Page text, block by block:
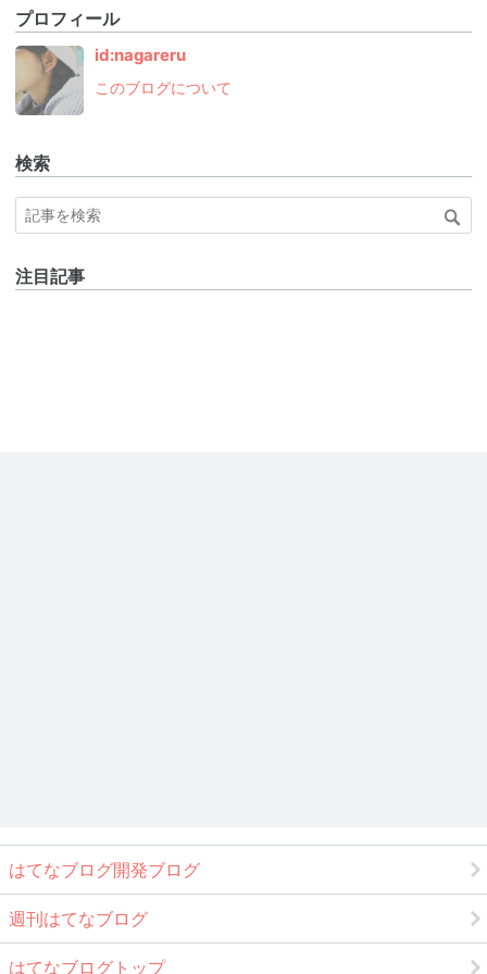
プロフィール
id:nagareru
このブログについて
検索
注目記事
はてなブログ開発ブログ
週刊はてなブログ
はてなブログトップ